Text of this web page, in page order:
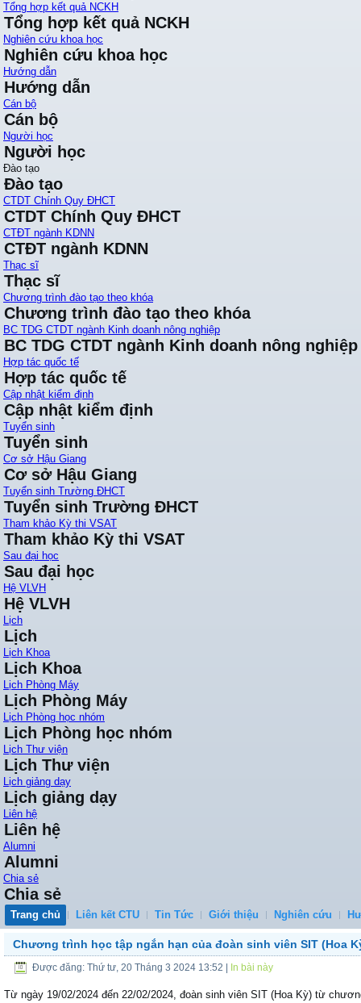
Tổng hợp kết quả NCKH
Tổng hợp kết quả NCKH
Nghiên cứu khoa học
Nghiên cứu khoa học
Hướng dẫn
Hướng dẫn
Cán bộ
Cán bộ
Người học
Người học
Đào tạo
Đào tạo
CTDT Chính Quy ĐHCT
CTDT Chính Quy ĐHCT
CTĐT ngành KDNN
CTĐT ngành KDNN
Thạc sĩ
Thạc sĩ
Chương trình đào tạo theo khóa
Chương trình đào tạo theo khóa
BC TDG CTDT ngành Kinh doanh nông nghiệp
BC TDG CTDT ngành Kinh doanh nông nghiệp
Hợp tác quốc tế
Hợp tác quốc tế
Cập nhật kiểm định
Cập nhật kiểm định
Tuyển sinh
Tuyển sinh
Cơ sở Hậu Giang
Cơ sở Hậu Giang
Tuyển sinh Trường ĐHCT
Tuyển sinh Trường ĐHCT
Tham khảo Kỳ thi VSAT
Tham khảo Kỳ thi VSAT
Sau đại học
Sau đại học
Hệ VLVH
Hệ VLVH
Lịch
Lịch
Lịch Khoa
Lịch Khoa
Lịch Phòng Máy
Lịch Phòng Máy
Lịch Phòng học nhóm
Lịch Phòng học nhóm
Lịch Thư viện
Lịch Thư viện
Lịch giảng dạy
Lịch giảng dạy
Liên hệ
Liên hệ
Alumni
Alumni
Chia sẻ
Chia sẻ
Trang chủ Liên kết CTU Tin Tức Giới thiệu Nghiên cứu
Chương trình học tập ngắn hạn của đoàn sinh viên SIT (Hoa
Được đăng: Thứ tư, 20 Tháng 3 2024 13:52 In bài này
Từ ngày 19/02/2024 đến 22/02/2024, đoàn sinh viên SIT (Hoa Kỳ) từ